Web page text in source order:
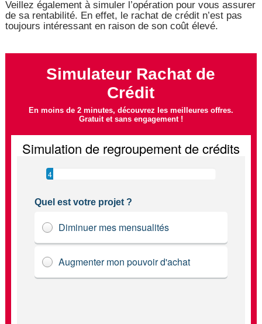
Veillez également à simuler l’opération pour vous assurer
de sa rentabilité. En effet, le rachat de crédit n’est pas
toujours intéressant en raison de son coût élevé.
Simulateur Rachat de
Crédit
En moins de 2 minutes, découvrez les meilleures offres.
Gratuit et sans engagement !